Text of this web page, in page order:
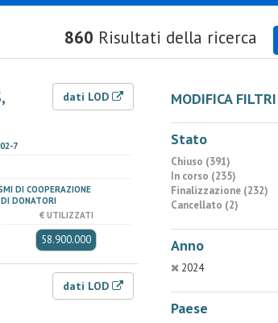
860 Risultati della ricerca
dati LOD
7
DI COOPERAZIONE
DONATORI
€ UTILIZZATI
58.900.000
dati LOD
MODIFICA FILTRI
Stato
Chiuso (391)
In corso (235)
Finalizzazione (232)
Cancellato (2)
Anno
2024
Paese